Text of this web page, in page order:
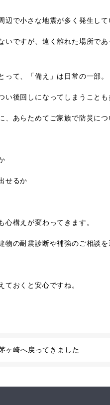
辺で小さな地震が多く発生し
いですが、遠く離れた場所で
て、「備え」は日常の一部。
後回しになってしまうことも
あらためてご家族で防災に
せるか
構えが変わってきます。
物の耐震診断や補強のご相談
おくと安心ですね。
ヶ崎へ戻ってきました